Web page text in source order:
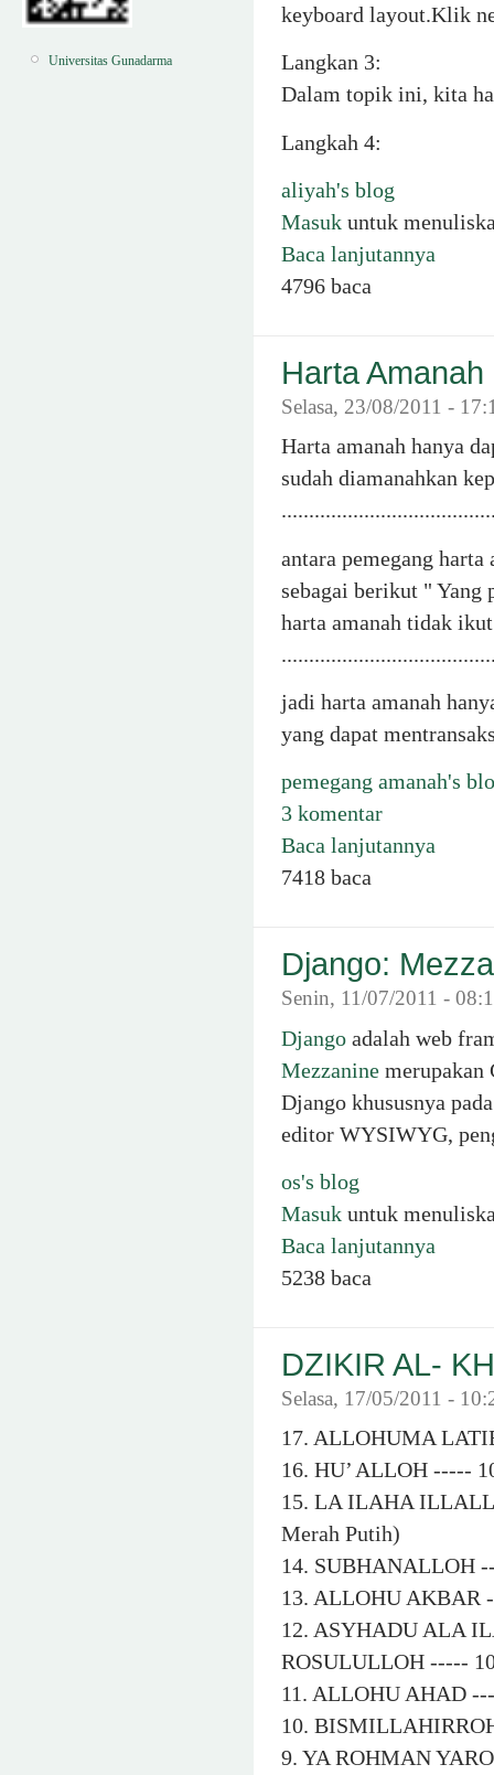
Universitas Gunadarma
keyboard layout.Klik
Langkan 3:
Dalam topik ini, kita
Langkah 4:
aliyah's blog
Masuk untuk
Baca lanjutannya
4796 baca
Harta Amanah
Selasa, 23/08/2011 -
Harta amanah hanya
sudah diamanahkan
antara pemegang
sebagai berikut " Yang
harta amanah tidak
jadi harta amanah
yang dapat
pemegang amanah's
3 komentar
Baca lanjutannya
7418 baca
Django:
Senin, 11/07/2011 -
Django adalah web
Mezzanine merupakan
Django khususnya
editor WYSIWYG,
os's blog
Masuk untuk
Baca lanjutannya
5238 baca
DZIKIR AL-
Selasa, 17/05/2011 -
17. ALLOHUMA
16. HU’ ALLOH -----
15. LA ILAHA
Merah Putih)
14. SUBHANALLOH
13. ALLOHU AKBAR
12. ASYHADU ALA
ROSULULLOH -----
11. ALLOHU AHAD
10.
9. YA ROHMAN